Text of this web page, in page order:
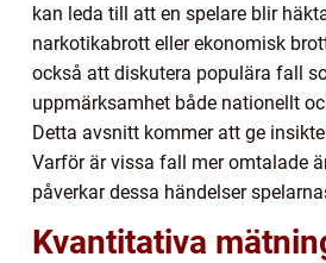
kan leda till att en spelare blir
narkotikabrott eller ekonomisk
också att diskutera populära fall
uppmärksamhet både nationellt
Detta avsnitt kommer att ge
Varför är vissa fall mer omtalade
påverkar dessa händelser
Kvantitativa